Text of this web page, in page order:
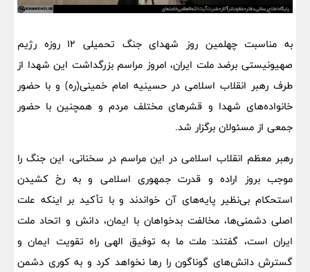
به مناسبت چهلمین روز شهدای جنگ تحمیلی ۱۲ روزه رژیم
صهیونیستی برضد ملت ایران، امروز مراسم بزرگداشت این شهدا از
طرف رهبر انقلاب اسلامی در حسینیه امام خمینی(ره) و با حضور
خانواده‌های شهدا و قشرهای مختلف مردم و همچنین با حضور
جمعی از مسئولان برگزار شد.
رهبر معظم انقلاب اسلامی در این مراسم در سخنانی، این جنگ را
موجب بروز اراده و قدرت جمهوری اسلامی و به رخ کشیدن
استحکام بی‌نظیر پایه‌های آن خواندند و با تأکید بر اینکه علت
اصلی دشمنی‌ها، مخالفت بدخواهان با ایمان، دانش و اتحاد ملت
ایران است، گفتند: ملت ما به توفیق الهی راه تقویت ایمان و
گسترش دانش‌های گوناگون را رها نخواهد کرد و به کوری دشمن